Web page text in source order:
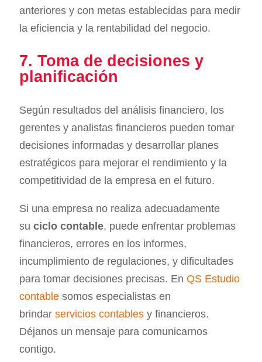
anteriores y con metas establecidas para medir
la eficiencia y la rentabilidad del negocio.
7. Toma de decisiones y
planificación
Según resultados del análisis financiero, los
gerentes y analistas financieros pueden tomar
decisiones informadas y desarrollar planes
estratégicos para mejorar el rendimiento y la
competitividad de la empresa en el futuro.
Si una empresa no realiza adecuadamente
su ciclo contable, puede enfrentar problemas
financieros, errores en los informes,
incumplimiento de regulaciones, y dificultades
para tomar decisiones precisas. En QS Estudio
contable somos especialistas en
brindar servicios contables y financieros.
Déjanos un mensaje para comunicarnos
contigo.